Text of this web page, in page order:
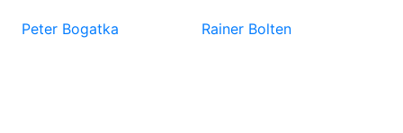
Peter Bogatka Rainer Bolten